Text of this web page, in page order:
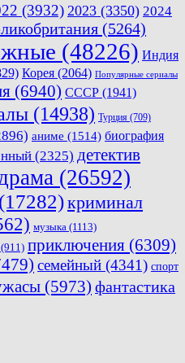
(3932) 2023 (3350) 2024
(5264)
(48226) Индия
Корея (2064) Популярные сериалы
(6940) СССР (1941)
(14938) Турция (709)
аниме (1514) биография
(2325) детектив
драма (26592)
(17282)криминал
музыка (1113)
(911) приключения (6309)
семейный (4341) спорт
(5973) фантастика